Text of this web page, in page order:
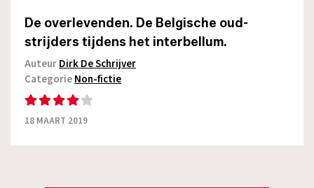
De overlevenden. De Belgische oud-
strijders tijdens het interbellum.
AuteurDirk De Schrijver
CategorieNon-fictie
18 MAART 2019